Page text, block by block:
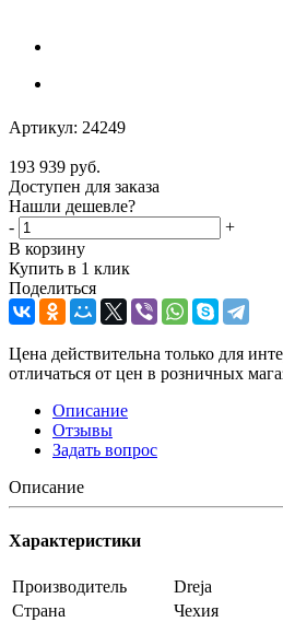
Артикул: 24249
193 939 руб.
Доступен для заказа
Нашли дешевле?
-
+
В корзину
Купить в 1 клик
Поделиться
Цена действительна только для
отличаться от цен в розничных
Описание
Отзывы
Задать вопрос
Описание
Характеристики
Производитель
Dreja
Страна
Чехия